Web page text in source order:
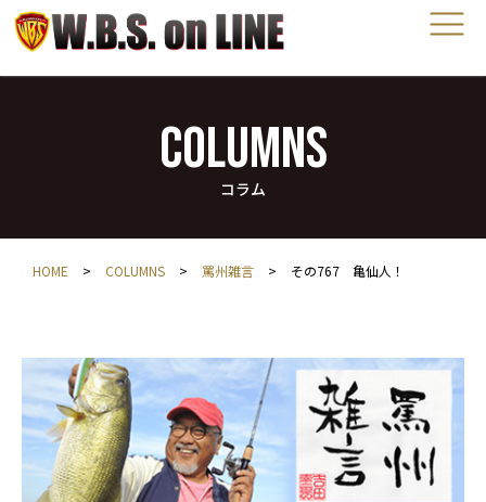
COLUMNS
コラム
HOME > COLUMNS > 罵州雑言 > その767 亀仙人！